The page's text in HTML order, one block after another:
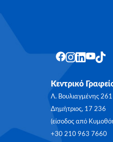
Κεντρικό
Λ.
Δημήτριος, 17 236
(είσοδος από
+30 210 963 7660